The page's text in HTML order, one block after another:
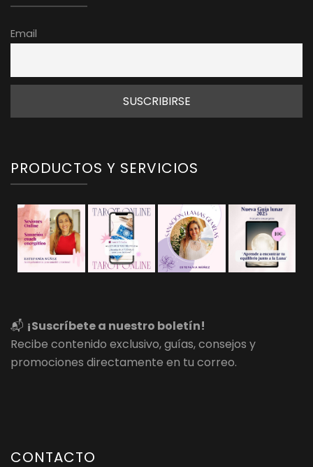
Email
PRODUCTOS Y SERVICIOS
📬 ¡Suscríbete a nuestro boletín!
Recibe contenido exclusivo, guías, consejos y
promociones directamente en tu correo.
CONTACTO